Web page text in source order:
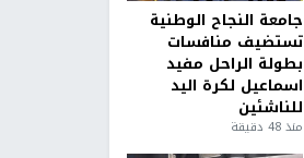
جامعة النجاح الوطنية
تستضيف منافسات
بطولة الراحل مفيد
اسماعيل لكرة اليد
للناشئين
منذ 48 دقيقة